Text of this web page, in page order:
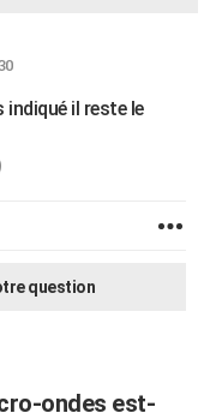
indiqué il reste le
question
ondes est-